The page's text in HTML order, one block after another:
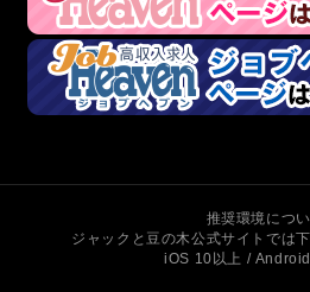
推奨環境につ
ジャックと豆の木公式サイトでは
iOS 10以上 /